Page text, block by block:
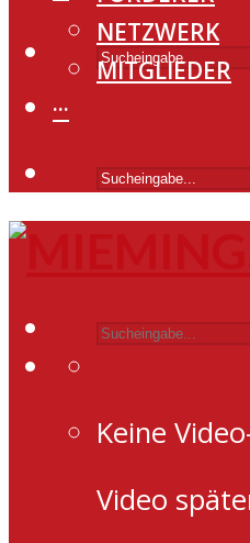
NETZWERK
MITGLIEDER
···
Keine
Video